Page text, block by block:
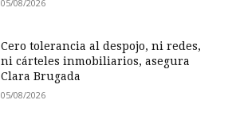
05/08/2026
Cero tolerancia al despojo, ni redes,
ni cárteles inmobiliarios, asegura
Clara Brugada
05/08/2026